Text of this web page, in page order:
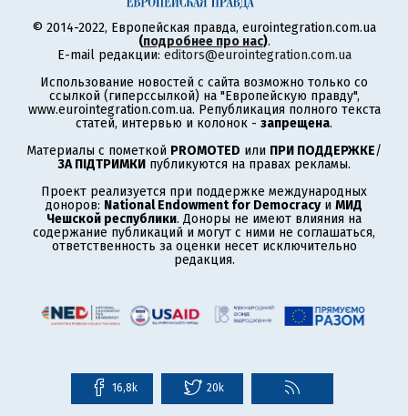
© 2014-2022, Европейская правда, eurointegration.com.ua
(подробнее про нас).
E-mail редакции: editors@eurointegration.com.ua
Использование новостей с сайта возможно только со
ссылкой (гиперссылкой) на "Европейскую правду",
www.eurointegration.com.ua. Републикация полного текста
статей, интервью и колонок - запрещена.
Материалы с пометкой PROMOTED или ПРИ ПОДДЕРЖКЕ/
ЗА ПІДТРИМКИ публикуются на правах рекламы.
Проект реализуется при поддержке международных
доноров: National Endowment for Democracyи МИД
Чешской республики. Доноры не имеют влияния на
содержание публикаций и могут с ними не соглашаться,
ответственность за оценки несет исключительно
редакция.
16,8k 20k